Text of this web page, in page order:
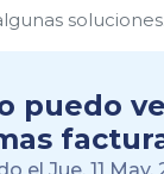
puedo